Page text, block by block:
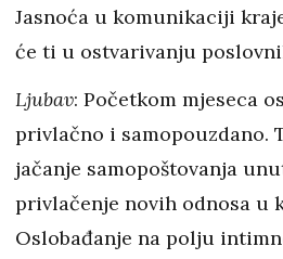
Jasnoća u komunikaciji
će ti u ostvarivanju
Ljubav: Početkom mjeseca
privlačno i samopouzdano.
jačanje samopoštovanja
privlačenje novih odnosa u
Oslobađanje na polju